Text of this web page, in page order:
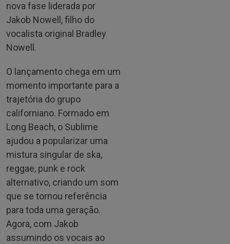
nova fase liderada por
Jakob Nowell, filho do
vocalista original Bradley
Nowell.
O lançamento chega em um
momento importante para a
trajetória do grupo
californiano. Formado em
Long Beach, o Sublime
ajudou a popularizar uma
mistura singular de ska,
reggae, punk e rock
alternativo, criando um som
que se tornou referência
para toda uma geração.
Agora, com Jakob
assumindo os vocais ao